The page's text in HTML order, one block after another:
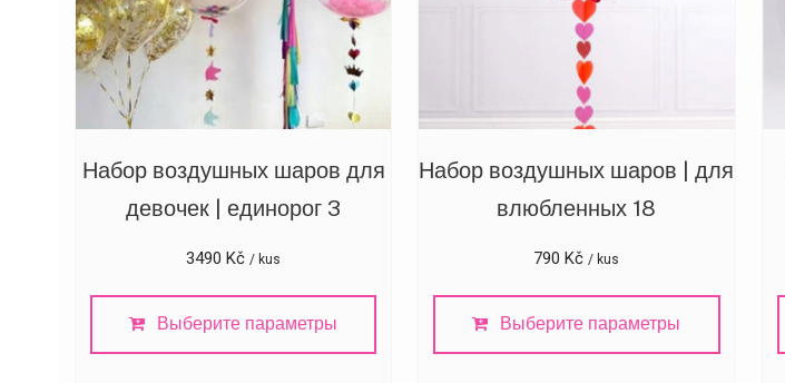
Набор воздушных шаров для
девочек | единорог 3
3490Kč / kus
Выберите параметры
Набор воздушных шаров | для
влюбленных 18
790Kč / kus
Выберите параметры